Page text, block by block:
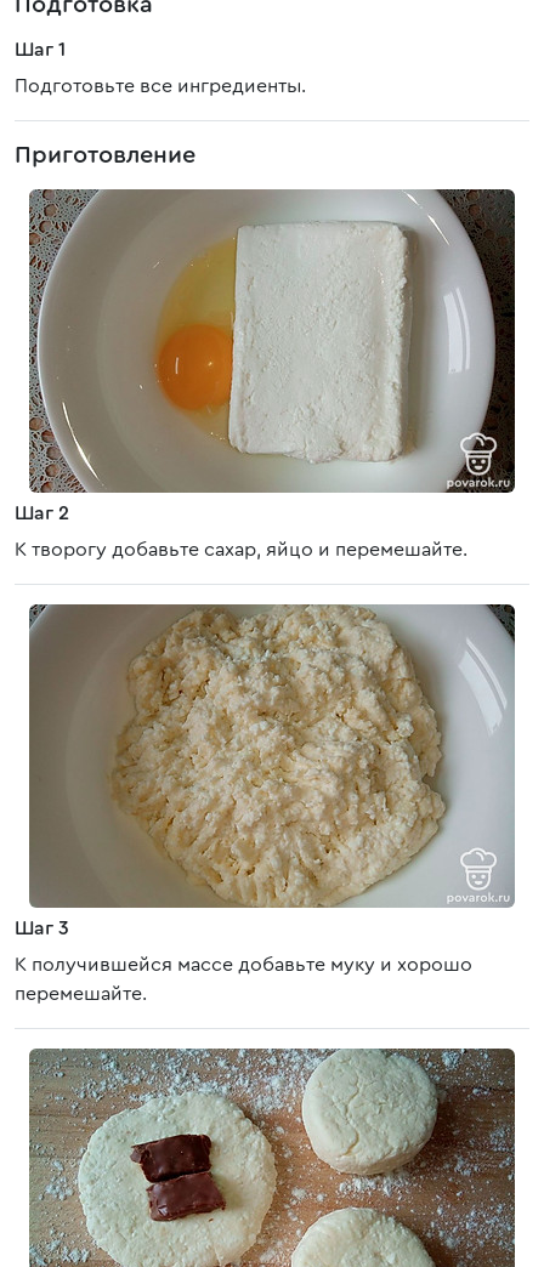
Подготовка
Шаг 1
Подготовьте все ингредиенты.
Приготовление
Шаг 2
К творогу добавьте сахар, яйцо и перемешайте.
Шаг 3
К получившейся массе добавьте муку и хорошо
перемешайте.